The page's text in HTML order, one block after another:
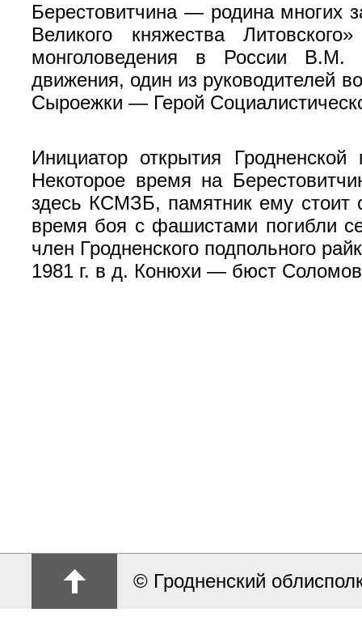
Берестовитчина — родина многих
Великого княжества
монголоведения в России В.М.
движения, один из руководителей
Сыроежки — Герой
Инициатор открытия
Некоторое время на
здесь КСМЗБ, памятник ему
время боя с фашистами погибли
член Гродненского подпольного
1981 г. в д. Конюхи — бюст
© Гродненский